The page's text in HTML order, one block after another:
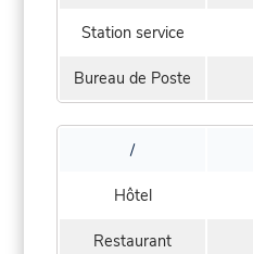
Station service
Bureau de Poste
/
Hôtel
Restaurant